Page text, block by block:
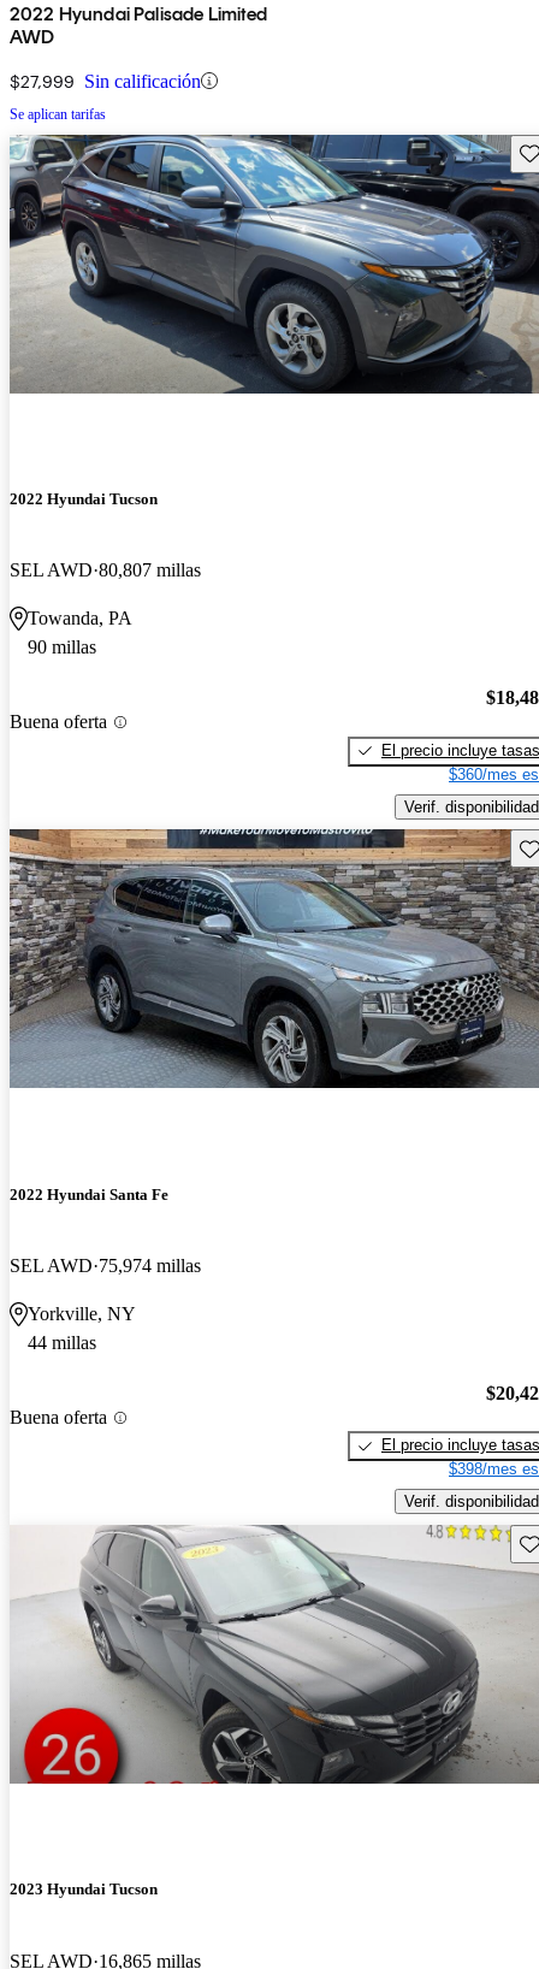
2022 Hyundai Palisade Limited
AWD
$27,999 Sin calificación
Se aplican tarifas
2022 Hyundai Tucson
SEL AWD 80,807 millas
Towanda, PA
90 millas
Buena oferta
El precio incluye tasas
$360/mes
Verif. disponibilidad
2022 Hyundai Santa Fe
SEL AWD 75,974 millas
Yorkville, NY
44 millas
Buena oferta
El precio incluye tasas
$398/mes
Verif. disponibilidad
2023 Hyundai Tucson
SEL AWD 16,865 millas